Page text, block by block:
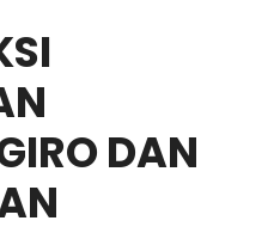
DAN